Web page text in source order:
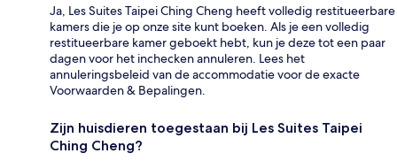
Ja, Les Suites Taipei Ching Cheng heeft volledig restitueerbare
kamers die je op onze site kunt boeken. Als je een volledig
restitueerbare kamer geboekt hebt, kun je deze tot een paar
dagen voor het inchecken annuleren. Lees het
annuleringsbeleid van de accommodatie voor de exacte
Voorwaarden & Bepalingen.
Zijn huisdieren toegestaan bij Les Suites Taipei
Ching Cheng?